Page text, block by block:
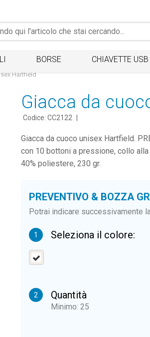
BORSE CHIAVETTE USB
Hartfield
Giacca da
Codice: CC2122
Giacca da cuoco unisex Hartfield.
con 10 bottoni a pressione, collo
40% poliestere, 230 gr.
PREVENTIVO & BOZZA
Potrai indicare successivamente
1 Seleziona il colore:
2 Quantità
Minimo: 25